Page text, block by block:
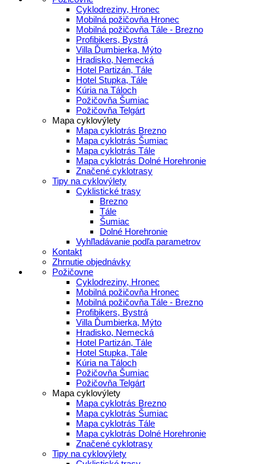
Cyklodreziny, Hronec
Mobilná požičovňa Hronec
Mobilná požičovňa Tále - Brezno
Profibikers, Bystrá
Villa Ďumbierka, Mýto
Hradisko, Nemecká
Hotel Partizán, Tále
Hotel Stupka, Tále
Kúria na Táloch
Požičovňa Šumiac
Požičovňa Telgárt
Mapa cyklovýlety
Mapa cyklotrás Brezno
Mapa cyklotrás Šumiac
Mapa cyklotrás Tále
Mapa cyklotrás Dolné Horehronie
Značené cyklotrasy
Tipy na cyklovýlety
Cyklistické trasy
Brezno
Tále
Šumiac
Dolné Horehronie
Vyhľladávanie podľa parametrov
Kontakt
Zhrnutie objednávky
Požičovne
Cyklodreziny, Hronec
Mobilná požičovňa Hronec
Mobilná požičovňa Tále - Brezno
Profibikers, Bystrá
Villa Ďumbierka, Mýto
Hradisko, Nemecká
Hotel Partizán, Tále
Hotel Stupka, Tále
Kúria na Táloch
Požičovňa Šumiac
Požičovňa Telgárt
Mapa cyklovýlety
Mapa cyklotrás Brezno
Mapa cyklotrás Šumiac
Mapa cyklotrás Tále
Mapa cyklotrás Dolné Horehronie
Značené cyklotrasy
Tipy na cyklovýlety